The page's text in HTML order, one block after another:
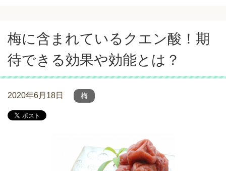
梅に含まれているクエン酸！期
待できる効果や効能とは？
2020年6月18日 梅